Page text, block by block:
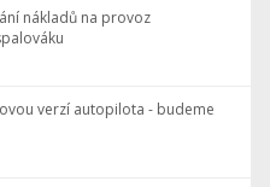
nákladů na provoz
verzí autopilota - budeme